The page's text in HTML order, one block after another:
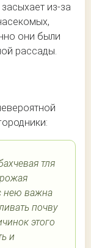
из-за
они были
рассады.
тля
нею важна
почву
этого
и